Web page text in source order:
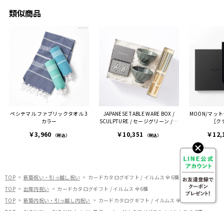
ちらも大変気に入ったと写
った時は、HYACCAギフト
を選んでよかったし他の友
人にもお勧めしたいと感じ
ました。
また、こちら不注意でメー
ルアドレスを誤って入力し
困った際にも、迅速に回答
連絡があり大変助かりまし
た。
類似商品
ペシテマル ファブリックタオル 3
カラー
￥3,960 （税込）
JAPANESE TABLE WARE BOX /
SCULPTURE / セージグリーン / 浜
￥10,351 （税込）
MOON/マッ
［
￥
TOP 新築祝い・引っ越し祝い
カードカタログギフト / イルムス 全6種
TOP
出産内祝い
カードカタログギフト / イルムス 全6種
TOP
新築内祝い・引っ越し内祝い
カードカタログギフト / イルムス 全6種